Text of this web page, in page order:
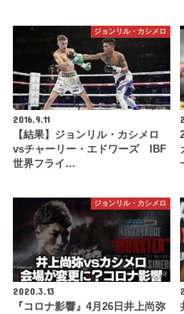
ジョンリル・カシメロ
2016.9.11
【結果】ジョンリル・カシメロ
vsチャーリー・エドワーズ IBF
世界フライ…
ジョンリル・カシメロ
2020.3.13
『コロナ影響』4月26日井上尚弥